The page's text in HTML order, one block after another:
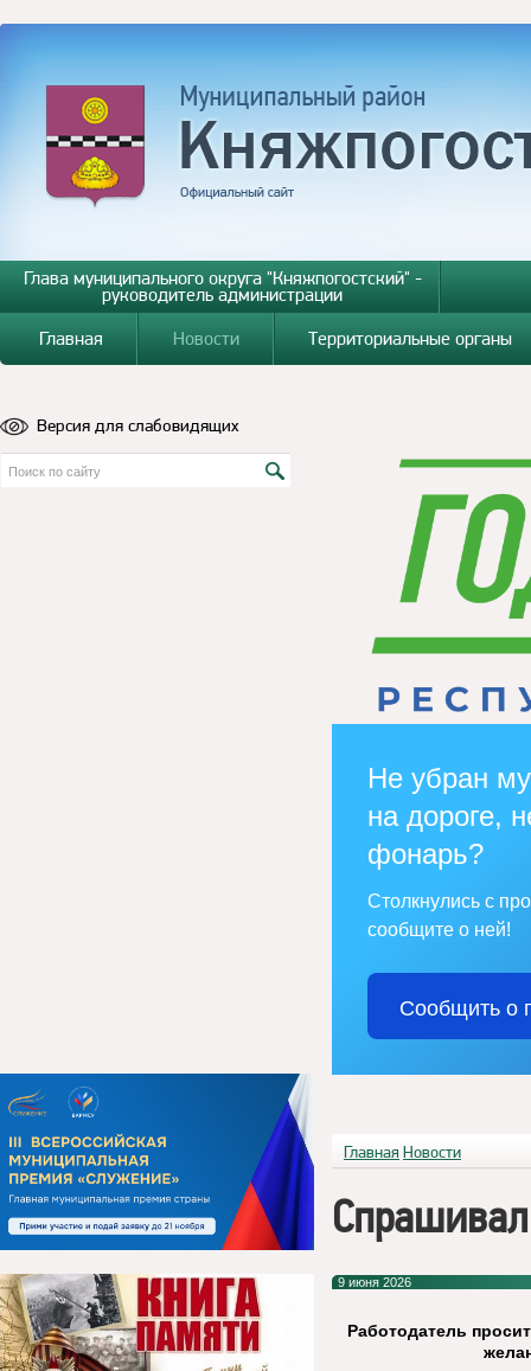
Глава муниципального округа "Княжпогостский" -
руководитель администрации
Главная
Новости Территориальные органы
Версия для слабовидящих
Не убран
на дороге,
фонарь?
Столкнулись с
сообщите о ней!
Сообщить о
Главная Новости
9 июня 2026
Работодатель